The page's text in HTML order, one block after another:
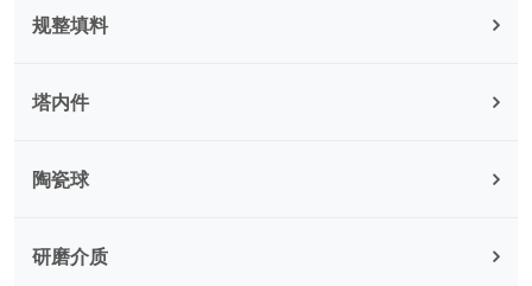
规整填料
塔内件
陶瓷球
研磨介质